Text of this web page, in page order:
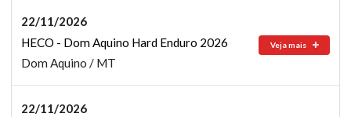
22/11/2026
HECO - Dom Aquino Hard Enduro 2026
Veja mais
Dom Aquino / MT
22/11/2026